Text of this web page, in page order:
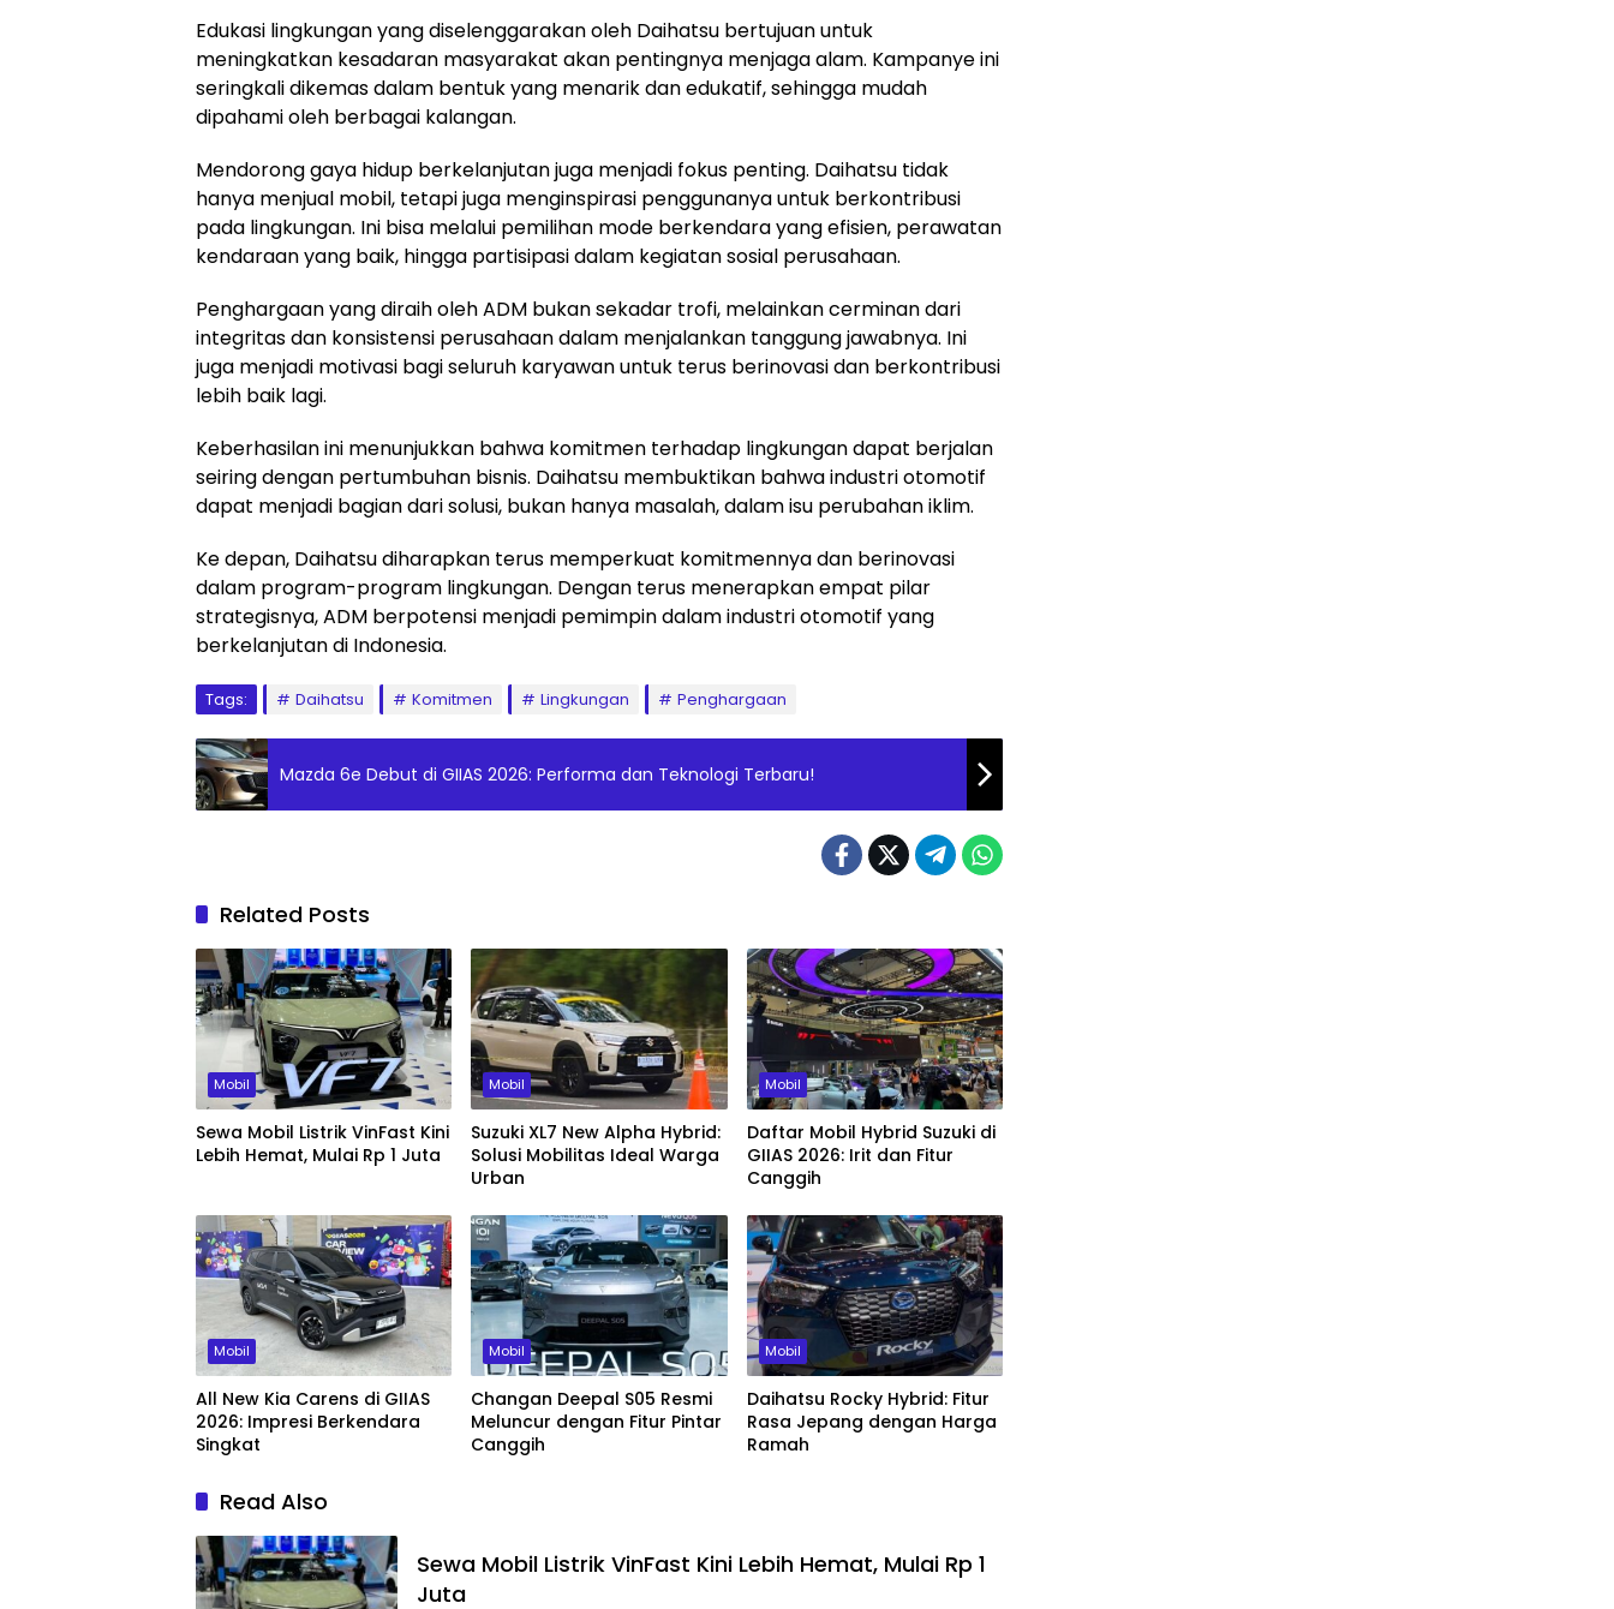
Edukasi lingkungan yang diselenggarakan oleh Daihatsu bertujuan untuk
meningkatkan kesadaran masyarakat akan pentingnya menjaga alam. Kampanye ini
seringkali dikemas dalam bentuk yang menarik dan edukatif, sehingga mudah
dipahami oleh berbagai kalangan.
Mendorong gaya hidup berkelanjutan juga menjadi fokus penting. Daihatsu tidak
hanya menjual mobil, tetapi juga menginspirasi penggunanya untuk berkontribusi
pada lingkungan. Ini bisa melalui pemilihan mode berkendara yang efisien, perawatan
kendaraan yang baik, hingga partisipasi dalam kegiatan sosial perusahaan.
Penghargaan yang diraih oleh ADM bukan sekadar trofi, melainkan cerminan dari
integritas dan konsistensi perusahaan dalam menjalankan tanggung jawabnya. Ini
juga menjadi motivasi bagi seluruh karyawan untuk terus berinovasi dan berkontribusi
lebih baik lagi.
Keberhasilan ini menunjukkan bahwa komitmen terhadap lingkungan dapat berjalan
seiring dengan pertumbuhan bisnis. Daihatsu membuktikan bahwa industri otomotif
dapat menjadi bagian dari solusi, bukan hanya masalah, dalam isu perubahan iklim.
Ke depan, Daihatsu diharapkan terus memperkuat komitmennya dan berinovasi
dalam program-program lingkungan. Dengan terus menerapkan empat pilar
strategisnya, ADM berpotensi menjadi pemimpin dalam industri otomotif yang
berkelanjutan di Indonesia.
Tags: Daihatsu Komitmen Lingkungan Penghargaan
Mazda 6e Debut di GIIAS 2026: Performa dan Teknologi Terbaru!
Related Posts
Mobil
Sewa Mobil Listrik VinFast Kini
Lebih Hemat, Mulai Rp 1 Juta
Mobil
Suzuki XL7 New Alpha Hybrid:
Solusi Mobilitas Ideal Warga
Urban
Mobil
Daftar Mobil Hybrid Suzuki di
GIIAS 2026: Irit dan Fitur
Canggih
Mobil
All New Kia Carens di GIIAS
2026: Impresi Berkendara
Singkat
Mobil
Changan Deepal S05 Resmi
Meluncur dengan Fitur Pintar
Canggih
Mobil
Daihatsu Rocky Hybrid: Fitur
Rasa Jepang dengan Harga
Ramah
Read Also
Sewa Mobil Listrik VinFast Kini Lebih Hemat, Mulai Rp 1
Juta